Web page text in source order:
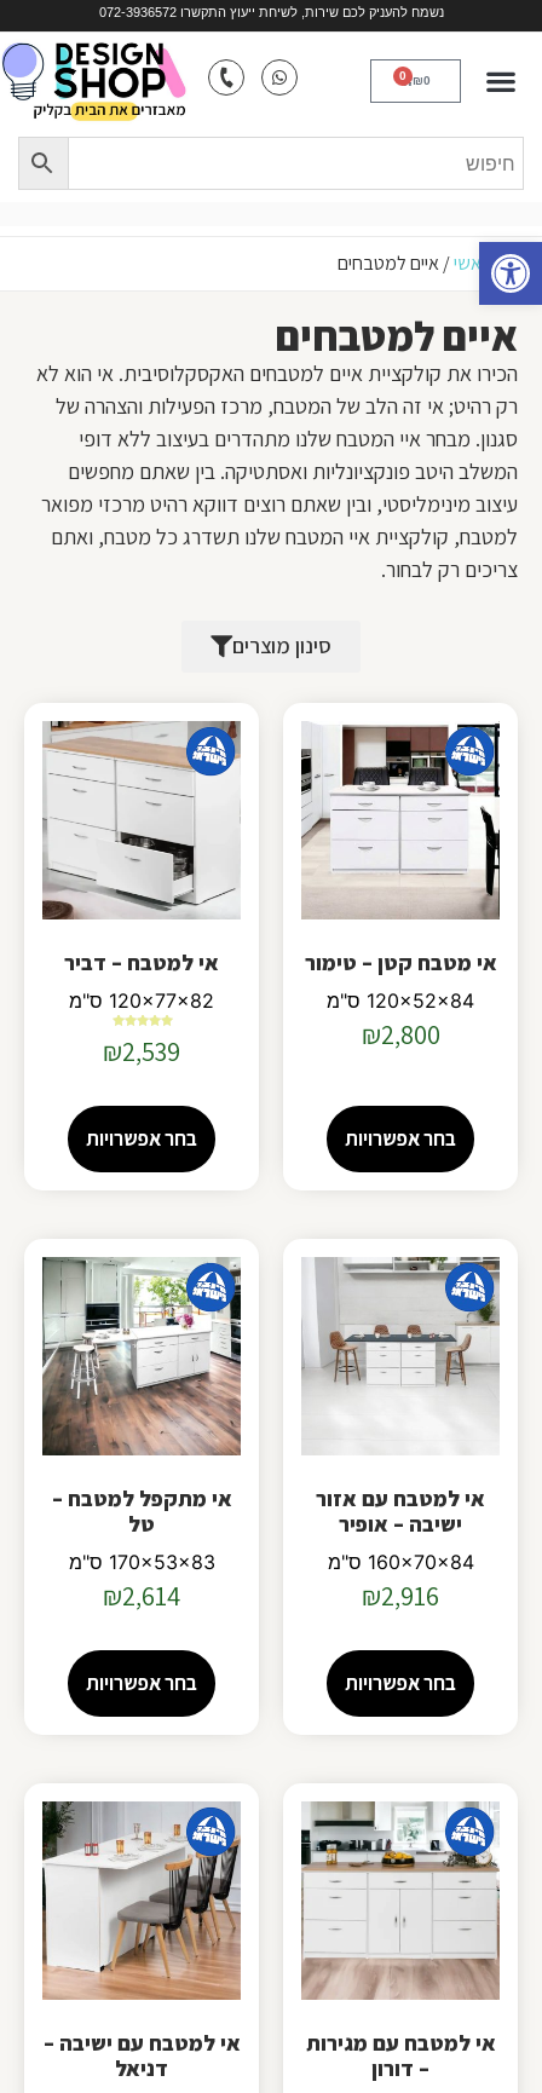
נשמח להעניק לכם שירות, לשיחת ייעוץ התקשרו 072-3936572
₪0
0
עמוד ראשי/איים למטבחים
איים למטבחים
הכירו את קולקציית איים למטבחים האקסקלוסיבית. אי הוא לא
רק רהיט; אי זה הלב של המטבח, מרכז הפעילות והצהרה של
סגנון. מבחר איי המטבח שלנו מתהדרים בעיצוב ללא דופי
המשלב היטב פונקציונליות ואסתטיקה. בין שאתם מחפשים
עיצוב מינימליסטי, ובין שאתם רוצים דווקא רהיט מרכזי מפואר
למטבח, קולקציית איי המטבח שלנו תשדרג כל מטבח, ואתם
צריכים רק לבחור.
סינון מוצרים
אי מטבח קטן – טימור
120x52x84 ס"מ
₪2,800
בחר אפשרויות
אי למטבח – דביר
120x77x82 ס"מ
5.00
מתוך 5
₪2,539
בחר אפשרויות
אי למטבח עם אזור
ישיבה – אופיר
160x70x84 ס"מ
₪2,916
בחר אפשרויות
אי מתקפל למטבח –
טל
170x53x83 ס"מ
₪2,614
בחר אפשרויות
אי למטבח עם מגירות
– דורון
אי למטבח עם ישיבה –
דניאל
פתח סרגל נגישות